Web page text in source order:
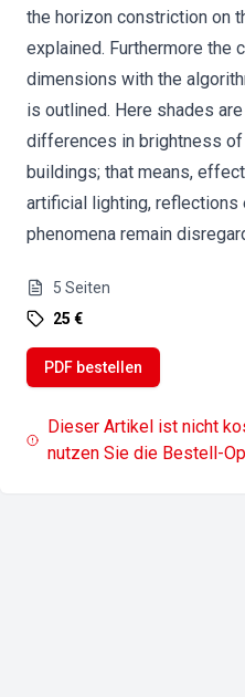
the horizon constriction on
explained. Furthermore the
dimensions with the
is outlined. Here shades
differences in brightness
buildings; that means,
artificial lighting, reflections
phenomena remain
5 Seiten
25 €
PDF bestellen
Dieser Artikel ist nicht
nutzen Sie die Bestell-